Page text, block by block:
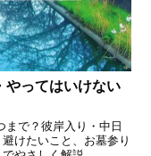
やってはいけない
まで？彼岸入り・中日
けたいこと、お墓参り